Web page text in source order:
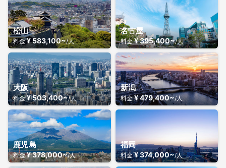
松山
料金¥ 583,100~/人
名古屋
料金¥ 395,400~/人
大阪
料金¥ 503,400~/人
新潟
料金¥ 479,400~/人
鹿児島
料金¥ 378,000~/人
福岡
料金¥ 374,000~/人